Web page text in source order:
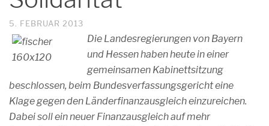
5. FEBRUAR 2013
Die Landesregierungen von Bayern
und Hessen haben heute in einer
gemeinsamen Kabinettsitzung
beschlossen, beim Bundesverfassungsgericht eine
Klage gegen den Länderfinanzausgleich einzureichen.
Dabei soll ein neuer Finanzausgleich auf mehr